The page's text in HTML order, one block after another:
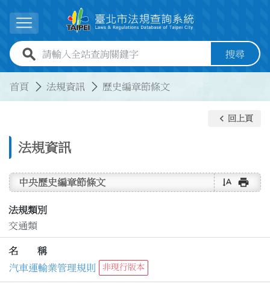
展開選單
全站查詢關鍵字欄位 搜尋
首頁 法規資訊 歷史編章節條文
法規資訊
keyboard_arrow_left 回上頁
中央歷史編章節條文 text_rotate_vertical print
法規類別
交通類
名 稱
汽車運輸業管理規則
非現行版本